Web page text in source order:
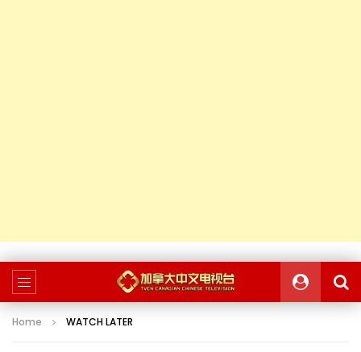
Home WATCH LATER